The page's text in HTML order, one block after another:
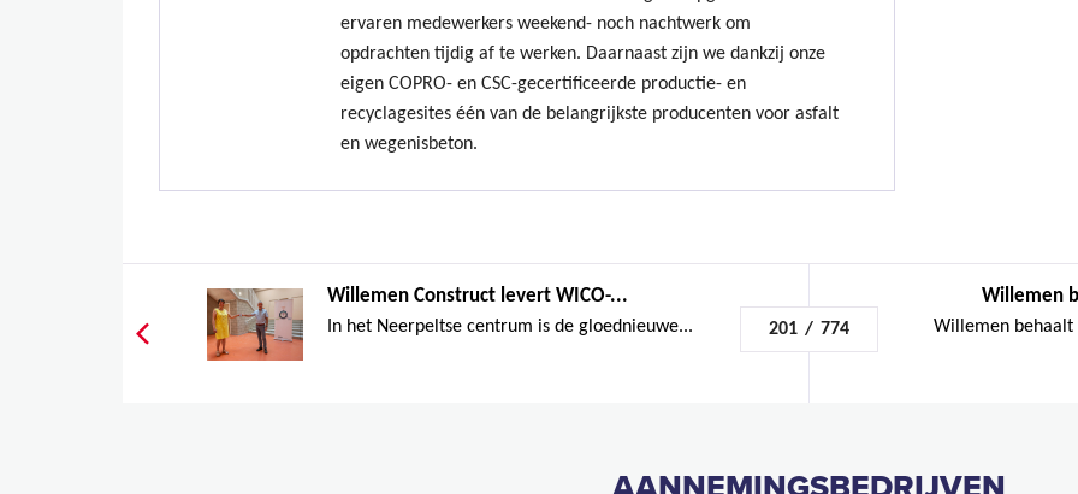
ervaren medewerkers weekend- noch nachtwerk om
opdrachten tijdig af te werken. Daarnaast zijn we dankzij onze
eigen COPRO- en CSC-gecertificeerde productie- en
recyclagesites één van de belangrijkste producenten voor asfalt
en wegenisbeton.
Willemen Construct levert WICO-...
In het Neerpeltse centrum is de gloednieuwe... 201 / 774
Willemen
Willemen